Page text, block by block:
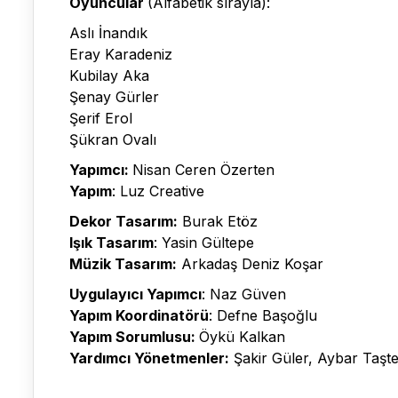
Aslı İnandık
Eray Karadeniz
Kubilay Aka
Şenay Gürler
Şerif Erol
Şükran Ovalı
Yapımcı: Nisan Ceren Özerten
Yapım: Luz Creative
Dekor Tasarım: Burak Etöz
Işık Tasarım: Yasin Gültepe
Müzik Tasarım: Arkadaş Deniz Koşar
Uygulayıcı Yapımcı: Naz Güven
Yapım Koordinatörü: Defne Başoğlu
Yapım Sorumlusu: Öykü Kalkan
Yardımcı Yönetmenler: Şakir Güler, Aybar